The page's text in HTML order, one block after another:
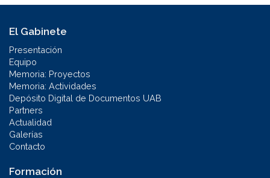
El Gabinete
Presentación
Equipo
Memoria: Proyectos
Memoria: Actividades
Depósito Digital de Documentos UAB
Partners
Actualidad
Galerías
Contacto
Formación